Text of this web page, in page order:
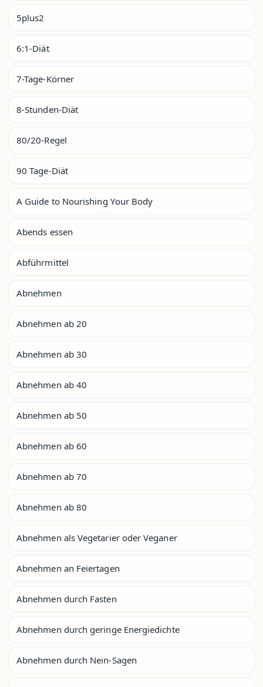
5plus2
6:1-Diät
7-Tage-Körner
8-Stunden-Diät
80/20-Regel
90 Tage-Diät
A Guide to Nourishing Your Body
Abends essen
Abführmittel
Abnehmen
Abnehmen ab 20
Abnehmen ab 30
Abnehmen ab 40
Abnehmen ab 50
Abnehmen ab 60
Abnehmen ab 70
Abnehmen ab 80
Abnehmen als Vegetarier oder Veganer
Abnehmen an Feiertagen
Abnehmen durch Fasten
Abnehmen durch geringe Energiedichte
Abnehmen durch Nein-Sagen